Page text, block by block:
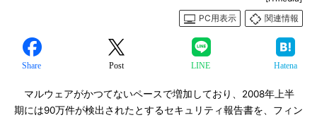
PC用表示
関連情報
Share Post LINE Hatena
マルウェアがかつてないペースで増加しており、2008年上半
期には90万件が検出されたとするセキュリティ報告書を、フィン